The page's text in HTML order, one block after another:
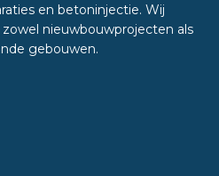
en betoninjectie. Wij
zowel nieuwbouwprojecten als
gebouwen.